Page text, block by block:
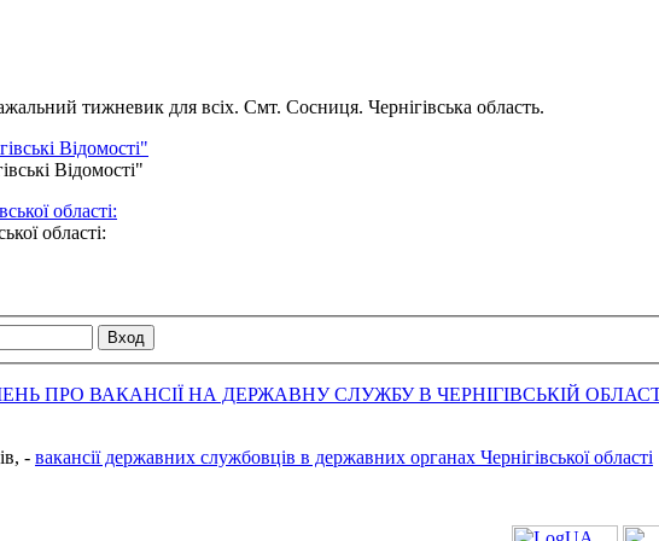
тижневик для всіх. Смт. Сосниця. Чернігівська область.
Відомості"
Відомості"
області:
області:
ПРО ВАКАНСІЇ НА ДЕРЖАВНУ СЛУЖБУ В ЧЕРНІГІВСЬКІЙ
- вакансії державних службовців в державних органах Чернігівської області